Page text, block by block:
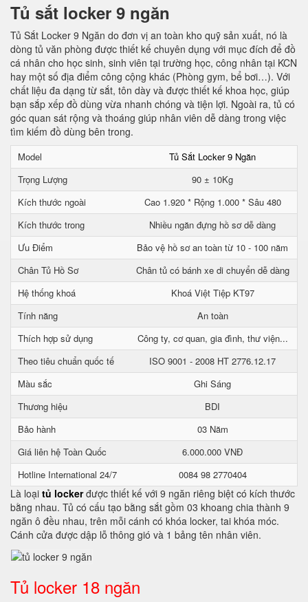
Tủ sắt locker 9 ngăn
Tủ Sắt Locker 9 Ngăn do đơn vị an toàn kho quỹ sản xuất, nó là
dòng tủ văn phòng được thiết kế chuyên dụng với mục đích để đồ
cá nhân cho học sinh, sinh viên tại trường học, công nhân tại KCN
hay một số địa điểm công cộng khác (Phòng gym, bể bơi…). Với
chất liệu đa dạng từ sắt, tôn dày và được thiết kế khoa học, giúp
bạn sắp xếp đồ dùng vừa nhanh chóng và tiện lợi. Ngoài ra, tủ có
góc quan sát rộng và thoáng giúp nhân viên dễ dàng trong việc
tìm kiếm đồ dùng bên trong.
Model
Tủ Sắt Locker 9 Ngăn
Trọng Lượng
90 ± 10Kg
Kích thước ngoài
Cao 1.920 * Rộng 1.000 * Sâu 480
Kích thước trong
Nhiều ngăn đựng hồ sơ dễ dàng
Ưu Điểm
Bảo vệ hồ sơ an toàn từ 10 - 100 năm
Chân Tủ Hồ Sơ
Chân tủ có bánh xe di chuyển dễ dàng
Hệ thống khoá
Khoá Việt Tiệp KT97
Tính năng
An toàn
Thích hợp sử dụng
Công ty, cơ quan, gia đình, thư viện...
Theo tiêu chuẩn quốc tế
ISO 9001 - 2008 HT 2776.12.17
Màu sắc
Ghi Sáng
Thương hiệu
BDI
Bảo hành
03 Năm
Giá liên hệ Toàn Quốc
6.000.000 VNĐ
Hotline International 24/7
0084 98 2770404
Là loại tủ lockerđược thiết kế với 9 ngăn riêng biệt có kích thước
bằng nhau. Tủ có cấu tạo bằng sắt gồm 03 khoang chia thành 9
ngăn ô đều nhau, trên mỗi cánh có khóa locker, tai khóa móc.
Cánh cửa được dập lỗ thông gió và 1 bảng tên nhân viên.
Tủ locker 18 ngăn